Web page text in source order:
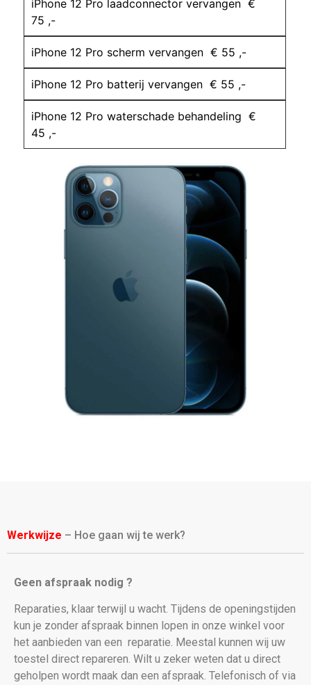
iPhone 12 Pro laadconnector vervangen €
75 ,-
iPhone 12 Pro scherm vervangen € 55 ,-
iPhone 12 Pro batterij vervangen € 55 ,-
iPhone 12 Pro waterschade behandeling €
45 ,-
Werkwijze – Hoe gaan wij te werk?
Geen afspraak nodig ?
Reparaties, klaar terwijl u wacht. Tijdens de openingstijden
kun je zonder afspraak binnen lopen in onze winkel voor
het aanbieden van een reparatie. Meestal kunnen wij uw
toestel direct repareren. Wilt u zeker weten dat u direct
geholpen wordt maak dan een afspraak. Telefonisch of via